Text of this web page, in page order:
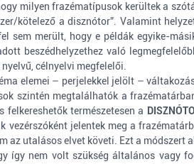
milyen frazématípusok kerültek a
kötelező a disznótor”. Valamint
merült, hogy e példák egyike-
beszédhelyzethez való
célnyelvi megfelelői.
elemei – perjelekkel jelölt –
szintén megtalálhatók a
felkereshetők természetesen a
jelentek meg a
az utalásos elvet követi. Ezt a
így nem volt szükség általános vagy